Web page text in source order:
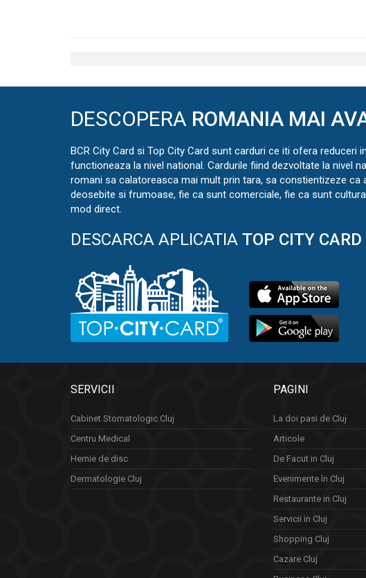
DESCOPERA ROMANIA MAI
BCR City Card si Top City Card sunt carduri ce iti ofera reduceri
functioneaza la nivel national. Cardurile fiind dezvoltate la nivel
romani sa calatoreasca mai mult prin tara, sa constientizeze ca
deosebite si frumoase, fie ca sunt comerciale, fie ca sunt
mod direct.
DESCARCA APLICATIA TOP CITY CARD
SERVICII
Cabinet Stomatologic Cluj
Centru Medical
Hernie de disc
Dermatologie Cluj
PAGINI
La doi pasi de Cluj
Articole
De Facut in Cluj
Evenimente în Cluj
Restaurante in Cluj
Servicii in Cluj
Shopping Cluj
Cazare Cluj